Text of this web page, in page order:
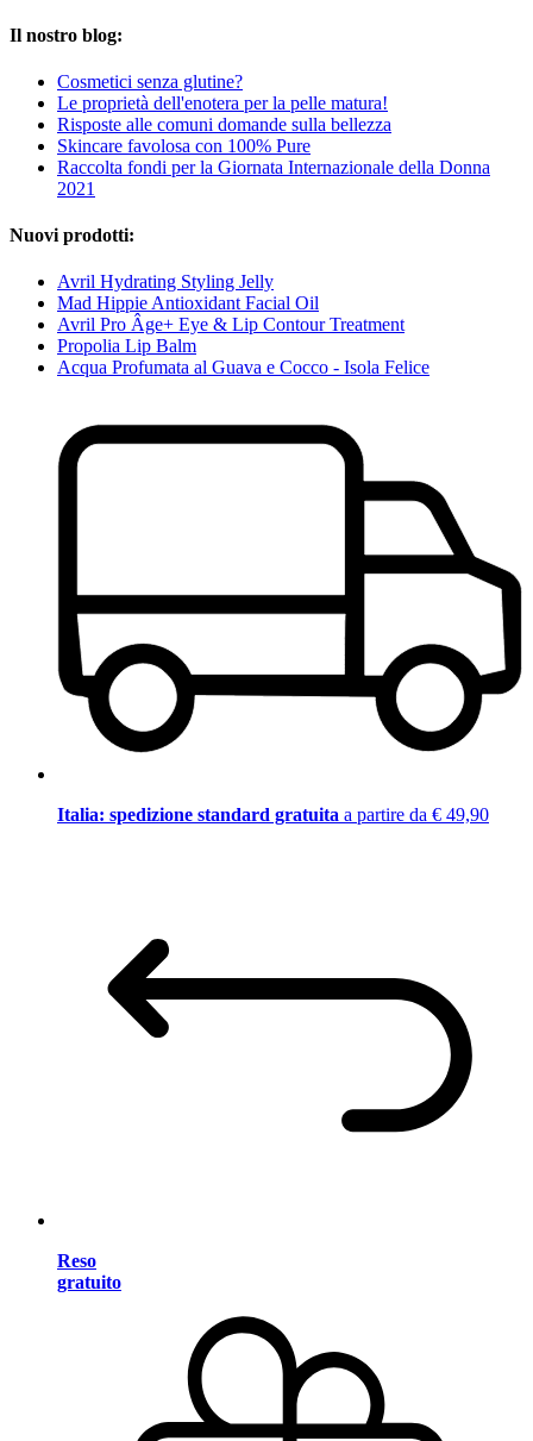
Il nostro blog:
Cosmetici senza glutine?
Le proprietà dell'enotera per la pelle matura!
Risposte alle comuni domande sulla bellezza
Skincare favolosa con 100% Pure
Raccolta fondi per la Giornata Internazionale della Donna
2021
Nuovi prodotti:
Avril Hydrating Styling Jelly
Mad Hippie Antioxidant Facial Oil
Avril Pro Âge+ Eye & Lip Contour Treatment
Propolia Lip Balm
Acqua Profumata al Guava e Cocco - Isola Felice
Italia: spedizione standard gratuita a partire da € 49,90
Reso
gratuito